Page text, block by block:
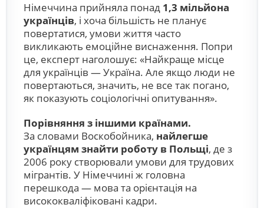
Німеччина прийняла понад 1,3 мільйона
українців, і хоча більшість не планує
повертатися, умови життя часто
викликають емоційне виснаження. Попри
це, експерт наголошує: «Найкраще місце
для українців — Україна. Але якщо люди не
повертаються, значить, не все так погано,
як показують соціологічні опитування».
Порівняння з іншими країнами.
За словами Воскобойника, найлегше
українцям знайти роботу в Польщі, де з
2006 року створювали умови для трудових
мігрантів. У Німеччині ж головна
перешкода — мова та орієнтація на
висококваліфіковані кадри.